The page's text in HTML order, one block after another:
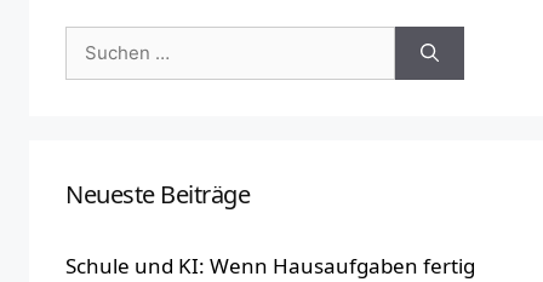
Suchen
nach:
Neueste Beiträge
Schule und KI: Wenn Hausaufgaben fertig